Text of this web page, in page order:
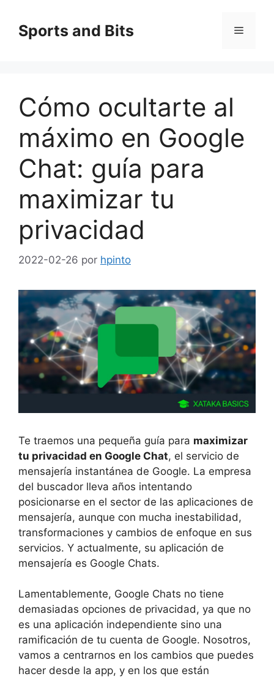
contenido
Sports and Bits Menú
Cómo ocultarte al
máximo en Google
Chat: guía para
maximizar tu
privacidad
2022-02-26 por hpinto
Te traemos una pequeña guía para maximizar
tu privacidad en Google Chat, el servicio de
mensajería instantánea de Google. La empresa
del buscador lleva años intentando
posicionarse en el sector de las aplicaciones de
mensajería, aunque con mucha inestabilidad,
transformaciones y cambios de enfoque en sus
servicios. Y actualmente, su aplicación de
mensajería es Google Chats.
Lamentablemente, Google Chats no tiene
demasiadas opciones de privacidad, ya que no
es una aplicación independiente sino una
ramificación de tu cuenta de Google. Nosotros,
vamos a centrarnos en los cambios que puedes
hacer desde la app, y en los que están